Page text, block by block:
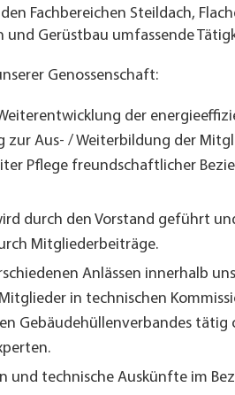
Fachbereichen Steildach,
und Gerüstbau umfassende
Genossenschaft:
der
zur Aus- / Weiterbildung der
Pflege freundschaftlicher
durch den Vorstand geführt
Mitgliederbeiträge.
Anlässen innerhalb
in technischen
Gebäudehüllenverbandes tätig
und technische Auskünfte im